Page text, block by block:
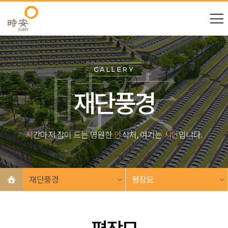
GALLERY
재단풍경
시간마저 잠이 드는 영원한안식처, 여기는시안입니다.
재단풍경 평장묘